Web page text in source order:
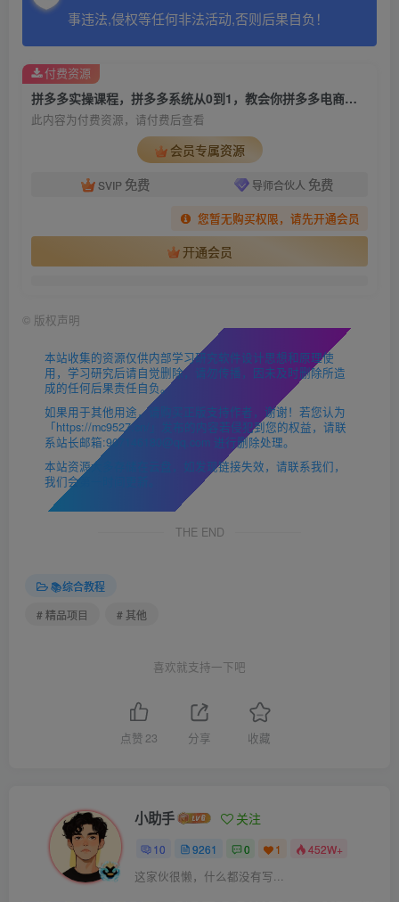
事违法,侵权等任何非法活动,否则后果自负！
拼多多实操课程，拼多多系统从0到1，教会你拼多多电商运营
此内容为付费资源，请付费后查看
会员专属资源
SVIP 免费 导师合伙人 免费
您暂无购买权限，请先开通会员
开通会员
付费资源
© 版权声明
本站收集的资源仅供内部学习研究软件设计思想和原理使
用，学习研究后请自觉删除，请勿传播，因未及时删除所造
成的任何后果责任自负。
如果用于其他用途，请购买正版支持作者，谢谢！若您认为
「https://mc9527.cn/」发布的内容若侵犯到您的权益，请联
系站长邮箱:907146180@qq.com 进行删除处理。
本站资源大多存储在云盘，如发现链接失效，请联系我们，
我们会第一时间更新。
THE END
📚综合教程
# 精品项目
# 其他
喜欢就支持一下吧
点赞 23 分享 收藏
小助手 关注
10 9261 0 1 452W+
这家伙很懒，什么都没有写...